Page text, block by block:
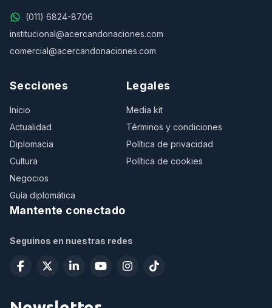
(011) 6824-8706
institucional@acercandonaciones.com
comercial@acercandonaciones.com
Secciones
Inicio
Actualidad
Diplomacia
Cultura
Negocios
Guía diplomática
Legales
Media kit
Términos y condiciones
Política de privacidad
Política de cookies
Mantente conectado
Seguinos en nuestras redes